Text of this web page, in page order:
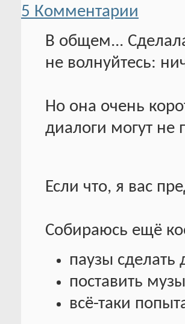
5 Комментарии
В общем...
не волнуйтесь:
Но она очень
диалоги могут не
Если что, я вас
Собираюсь ещё
паузы сделать
поставить
всё-таки